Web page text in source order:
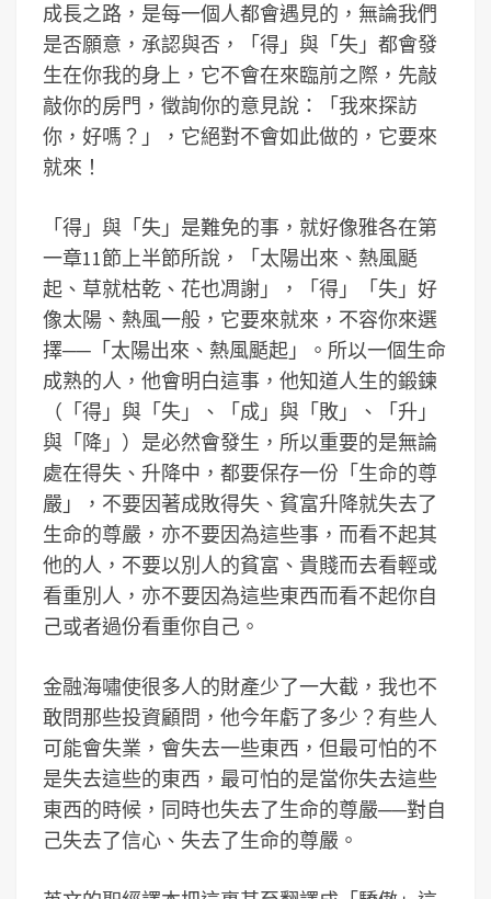
成長之路，是每一個人都會遇見的，無論我們
是否願意，承認與否，「得」與「失」都會發
生在你我的身上，它不會在來臨前之際，先敲
敲你的房門，徵詢你的意見說：「我來探訪
你，好嗎？」，它絕對不會如此做的，它要來
就來！
「得」與「失」是難免的事，就好像雅各在第
一章11節上半節所說，「太陽出來、熱風颳
起、草就枯乾、花也凋謝」，「得」「失」好
像太陽、熱風一般，它要來就來，不容你來選
擇──「太陽出來、熱風颳起」。所以一個生命
成熟的人，他會明白這事，他知道人生的鍛鍊
（「得」與「失」、「成」與「敗」、「升」
與「降」）是必然會發生，所以重要的是無論
處在得失、升降中，都要保存一份「生命的尊
嚴」，不要因著成敗得失、貧富升降就失去了
生命的尊嚴，亦不要因為這些事，而看不起其
他的人，不要以別人的貧富、貴賤而去看輕或
看重別人，亦不要因為這些東西而看不起你自
己或者過份看重你自己。
金融海嘯使很多人的財產少了一大截，我也不
敢問那些投資顧問，他今年虧了多少？有些人
可能會失業，會失去一些東西，但最可怕的不
是失去這些的東西，最可怕的是當你失去這些
東西的時候，同時也失去了生命的尊嚴──對自
己失去了信心、失去了生命的尊嚴。